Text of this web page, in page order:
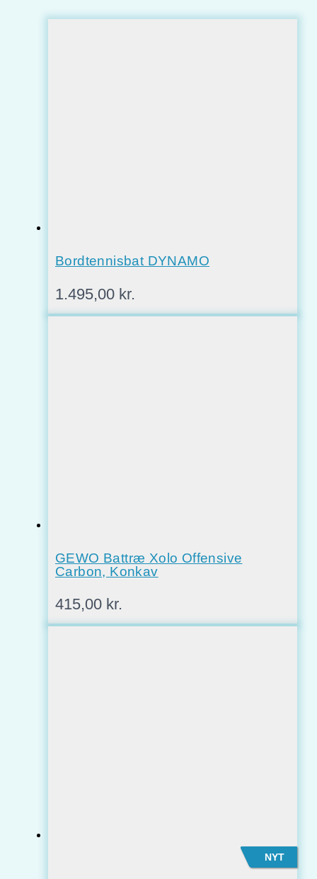
Bordtennisbat DYNAMO
1.495,00 kr.
GEWO Battræ Xolo Offensive
Carbon, Konkav
415,00 kr.
NYT